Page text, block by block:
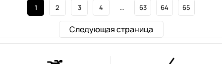
1 2 3 4 … 63 64 65
Следующая страница